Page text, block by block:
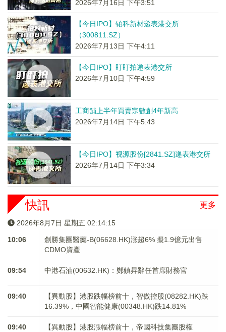
2026年7月16日 下午3:51
【今日IPO】铂科新材递表港交所
（300811.SZ）
2026年7月13日 下午4:11
【今日IPO】盯盯拍递表港交所
2026年7月10日 下午4:59
工商舖上半年買賣宗數創4年新高
2026年7月14日 下午5:43
【今日IPO】视源股份[2841.SZ]递表港交所
2026年7月14日 下午3:34
更多
快訊
2026年8月7日 星期五 02:14:16
10:06
創勝集團醫藥-B(06628.HK)涨超6% 擬1.9億元出售
CDMO資產
09:54 中港石油(00632.HK)：鄭鎮昇辭任首席財務官
09:40
【異動股】港股跌幅榜前十，智傲控股(08282.HK)跌
16.39%，中國智能健康(00348.HK)跌14.81%
09:40
【異動股】港股漲幅榜前十，帝國科技集團股權